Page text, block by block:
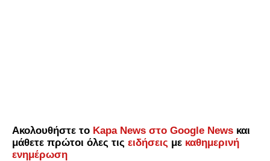
Ακολουθήστε το Kapa News στο Google News και
μάθετε πρώτοι όλες τις ειδήσεις με καθημερινή
ενημέρωση